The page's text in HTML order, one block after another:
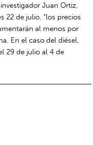
Juan Ortiz,
22 de julio, “los precios
al menos por
En el caso del diésel,
29 de julio al 4 de